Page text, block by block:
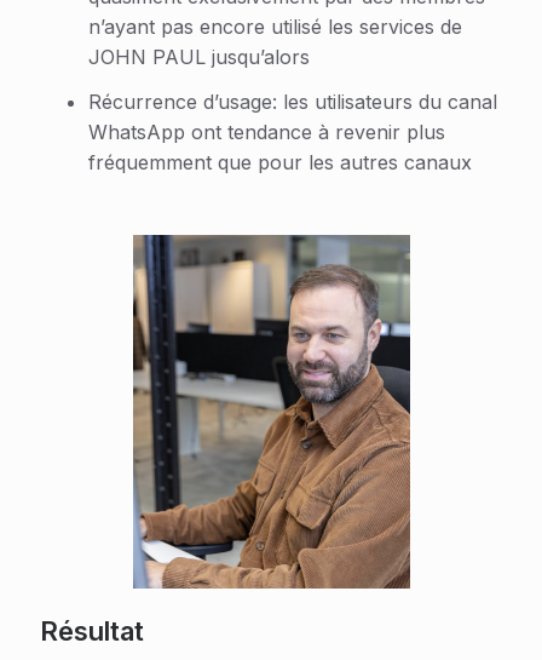
n’ayant pas encore utilisé les services de
JOHN PAUL jusqu’alors
Récurrence d’usage: les utilisateurs du canal
WhatsApp ont tendance à revenir plus
fréquemment que pour les autres canaux
Résultat